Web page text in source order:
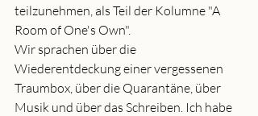
teilzunehmen, als Teil der Kolumne "A
Room of One's Own".
Wir sprachen über die
Wiederentdeckung einer vergessenen
Traumbox, über die Quarantäne, über
Musik und über das Schreiben. Ich habe